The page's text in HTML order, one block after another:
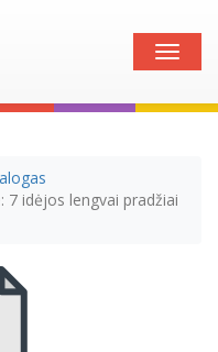
Toggle
7 idėjos lengvai pradžiai